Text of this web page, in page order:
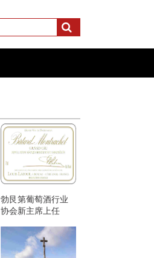
勃艮第葡萄酒行业
协会新主席上任